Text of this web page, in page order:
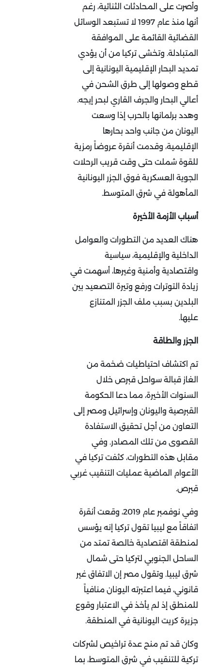
وأصرت على المحادثات الثنائية، رغم
أنها منذ عام 1997 لا تستبعد الوسائل
القضائية القائمة على الموافقة
المتبادلة. وتخشى تركيا من أن يؤدي
تمديد البحار الإقليمية اليونانية إلى
قطع وصولها إلى طرق الشحن في
أعالي البحار والجرف القاري لبحر إيجه.
وهدد برلمانها بالحرب إذا وسعت
اليونان من جانب واحد بحارها
الإقليمية، وقدمت أنقرة عروضاً رمزية
للقوة شملت حتى وقت قريب الرحلات
الجوية العسكرية فوق الجزر اليونانية
المأهولة في شرق المتوسط.
أسباب الأزمة الأخيرة
هناك العديد من التطورات والعوامل
الداخلية والإقليمية، سياسية
واقتصادية وأمنية وغيرها، أسهمت في
زيادة التوترات ورفع وتيرة التصعيد بين
البلدين بسبب ملف الجزر المتنازع
عليها.
الجزر والطاقة
تم اكتشاف احتياطيات ضخمة من
الغاز قبالة سواحل قبرص خلال
السنوات الأخيرة، مما دعا الحكومة
القبرصية واليونان وإسرائيل ومصر إلى
التعاون من أجل تحقيق الاستفادة
القصوى من تلك المصادر. وفي
مقابل هذه التطورات، كثفت تركيا في
الأعوام الماضية عمليات التنقيب غربي
قبرص.
وفي نوفمبر عام 2019، وقعت أنقرة
اتفاقاً مع ليبيا تقول تركيا إنه يؤسس
لمنطقة اقتصادية خالصة تمتد من
الساحل الجنوبي لتركيا حتى شمال
شرق ليبيا. وتقول مصر إن الاتفاق غير
قانوني، فيما اعتبرته اليونان منافياً
للمنطق إذ لم يأخذ في الاعتبار وقوع
جزيرة كريت اليونانية في المنطقة.
وكان قد تم منح عدة تراخيص لشركات
تركية للتنقيب في شرق المتوسط، بما